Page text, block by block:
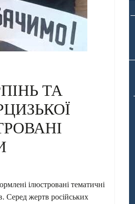
ТА
ілюстровані тематичні
Серед жертв російських